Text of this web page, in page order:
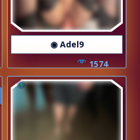
◉ Adel9
1574